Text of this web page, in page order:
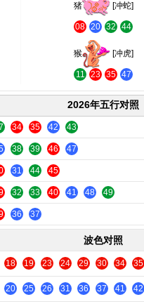
猪 [冲蛇]
08 20 32 44
猴 [冲虎]
11 23 35 47
2026年五行对照
34 35 42 43
38 39 46 47
31 44 45
32 33 40 41 48 49
36 37
波色对照
18 19 23 24 29 30 34 35
20 25 26 31 36 37 41 42